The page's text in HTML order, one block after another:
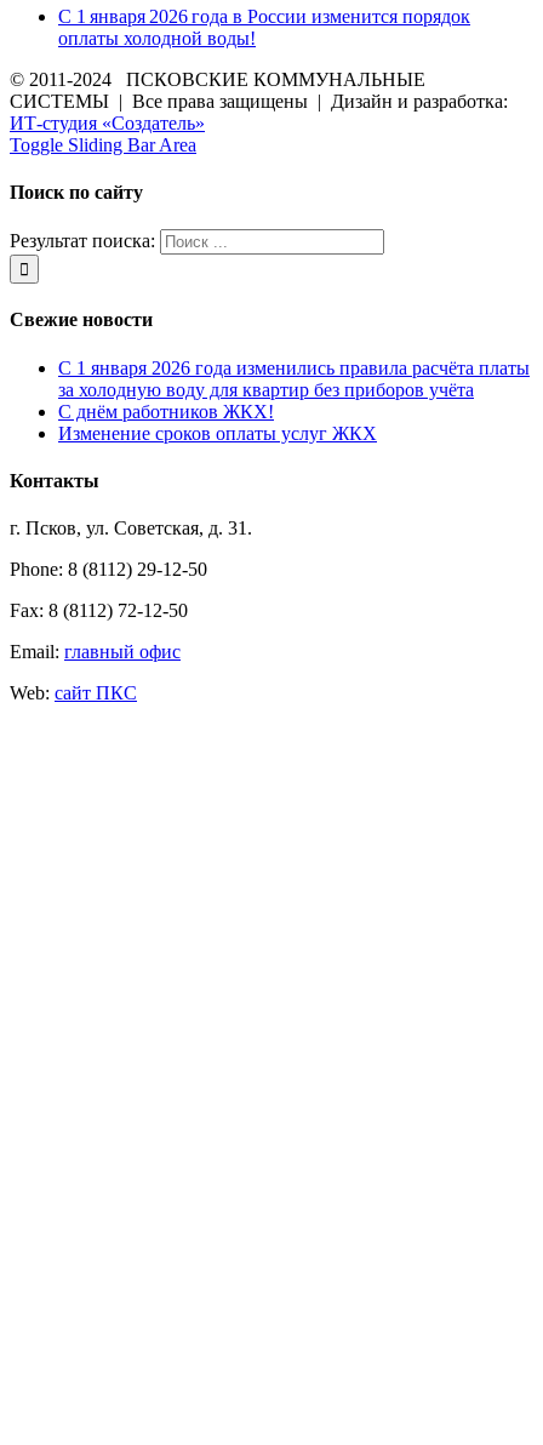
С 1 января 2026 года в России изменится порядок
оплаты холодной воды!
© 2011-2024 ПСКОВСКИЕ КОММУНАЛЬНЫЕ
СИСТЕМЫ | Все права защищены | Дизайн и разработка:
ИТ-студия «Создатель»
Toggle Sliding Bar Area
Поиск по сайту
Результат поиска:
Свежие новости
С 1 января 2026 года изменились правила расчёта платы
за холодную воду для квартир без приборов учёта
С днём работников ЖКХ!
Изменение сроков оплаты услуг ЖКХ
Контакты
г. Псков, ул. Советская, д. 31.
Phone: 8 (8112) 29-12-50
Fax: 8 (8112) 72-12-50
Email: главный офис
Web: сайт ПКС